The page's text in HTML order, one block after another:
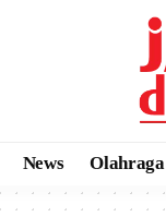
News Olahraga